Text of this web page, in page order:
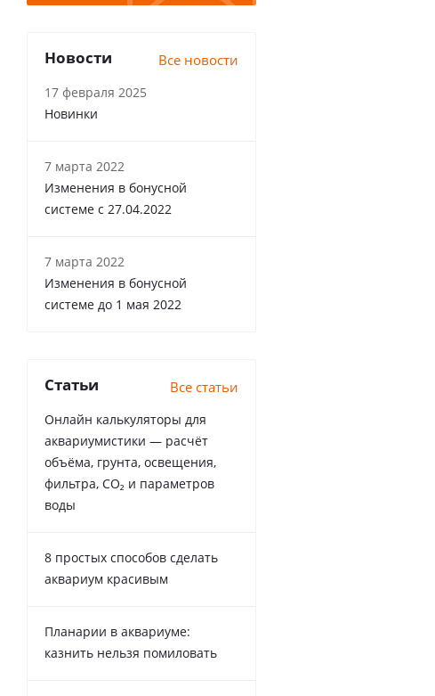
Новости Все новости
17 февраля 2025
Новинки
7 марта 2022
Изменения в бонусной
системе с 27.04.2022
7 марта 2022
Изменения в бонусной
системе до 1 мая 2022
Статьи Все статьи
Онлайн калькуляторы для
аквариумистики — расчёт
объёма, грунта, освещения,
фильтра, CO₂ и параметров
воды
8 простых способов сделать
аквариум красивым
Планарии в аквариуме:
казнить нельзя помиловать